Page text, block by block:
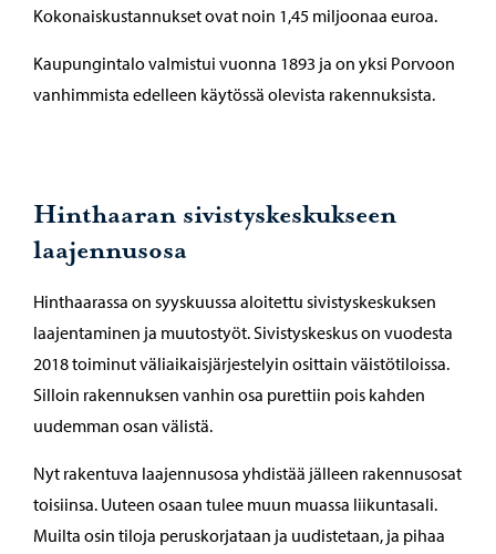
Kokonaiskustannukset ovat noin 1,45 miljoonaa euroa.
Kaupungintalo valmistui vuonna 1893 ja on yksi Porvoon
vanhimmista edelleen käytössä olevista rakennuksista.
Hinthaaran sivistyskeskukseen
laajennusosa
Hinthaarassa on syyskuussa aloitettu sivistyskeskuksen
laajentaminen ja muutostyöt. Sivistyskeskus on vuodesta
2018 toiminut väliaikaisjärjestelyin osittain väistötiloissa.
Silloin rakennuksen vanhin osa purettiin pois kahden
uudemman osan välistä.
Nyt rakentuva laajennusosa yhdistää jälleen rakennusosat
toisiinsa. Uuteen osaan tulee muun muassa liikuntasali.
Muilta osin tiloja peruskorjataan ja uudistetaan, ja pihaa